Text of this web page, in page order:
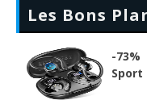
Les Bons
-